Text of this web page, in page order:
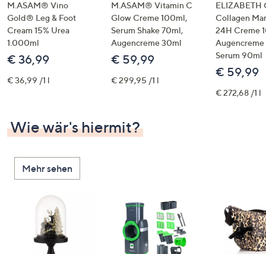
M.ASAM® Vino
Gold® Leg & Foot
Cream 15% Urea
1.000ml
€ 36,99
€ 36,99 /1 l
M.ASAM® Vitamin C
Glow Creme 100ml,
Serum Shake 70ml,
Augencreme 30ml
€ 59,99
€ 299,95 /1 l
ELIZABETH
Collagen
24H Creme
Serum 90ml
€ 59,99
€ 272,68 /1 l
Wie wär's hiermit?
Mehr sehen